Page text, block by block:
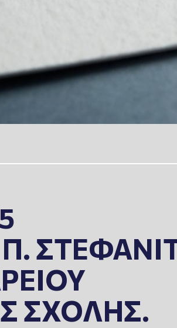
Π.
ΣΧΟΛΗΣ.